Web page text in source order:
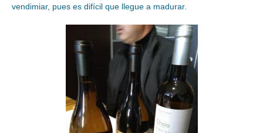
vendimiar, pues es difícil que llegue a madurar.